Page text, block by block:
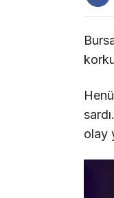
olay